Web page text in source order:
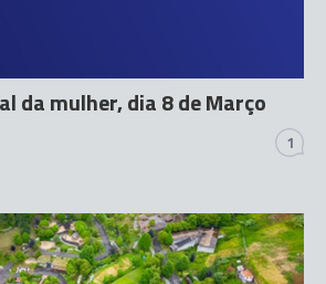
da mulher, dia 8 de Março
1